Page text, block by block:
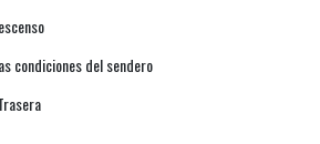
condiciones del sendero